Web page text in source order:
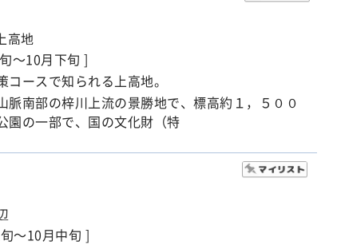
高地
～10月下旬 ]
コースで知られる上高地。
脈南部の梓川上流の景勝地で、標高約１，５００
園の一部で、国の文化財（特
～10月中旬 ]